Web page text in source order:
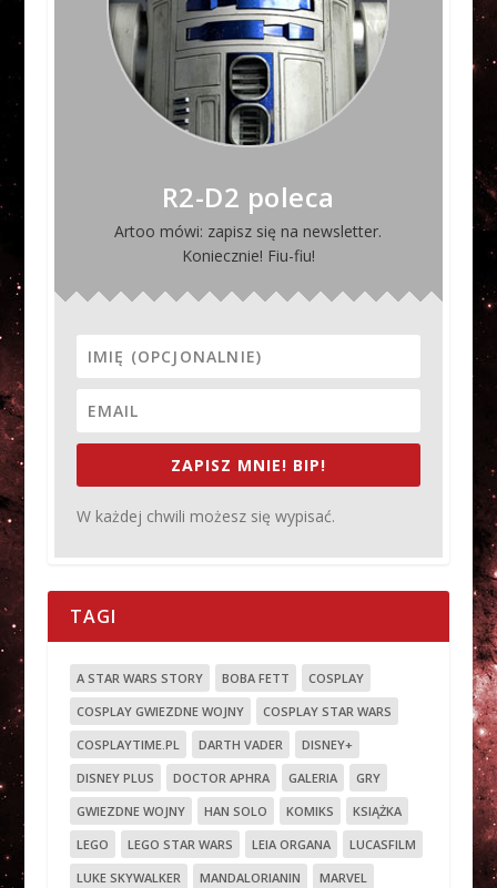
R2-D2 poleca
Artoo mówi: zapisz się na newsletter.
Koniecznie! Fiu-fiu!
ZAPISZ MNIE! BIP!
W każdej chwili możesz się wypisać.
TAGI
A STAR WARS STORY BOBA FETT
COSPLAY
COSPLAY GWIEZDNE WOJNY
COSPLAY STAR WARS
COSPLAYTIME.PL
DARTH VADER
DISNEY+
DISNEY PLUS
DOCTOR APHRA GALERIA
GRY
GWIEZDNE WOJNY
HAN SOLO KOMIKS
KSIĄŻKA
LEGO
LEGO STAR WARS LEIA ORGANA
LUCASFILM
LUKE SKYWALKER
MANDALORIANIN
MARVEL